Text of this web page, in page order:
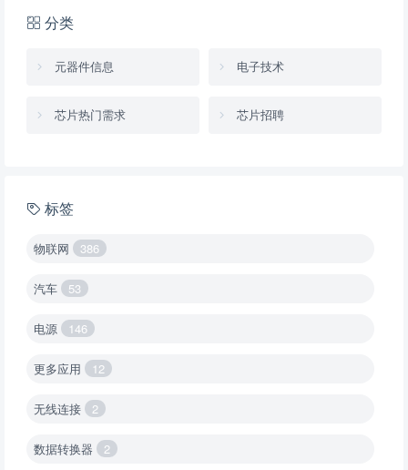
分类
元器件信息 电子技术
芯片热门需求 芯片招聘
标签
物联网 386
汽车 53
电源 146
更多应用 12
无线连接 2
数据转换器 2